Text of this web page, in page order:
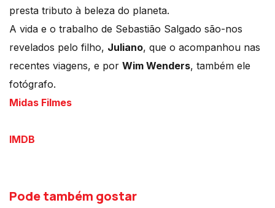
presta tributo à beleza do planeta.
A vida e o trabalho de Sebastião Salgado são-nos
revelados pelo filho, Juliano, que o acompanhou nas
recentes viagens, e por Wim Wenders, também ele
fotógrafo.
Midas Filmes
IMDB
Pode também gostar